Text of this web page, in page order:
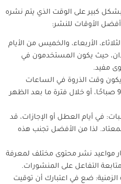
كبير على الوقت الذي يتم نشره
الأوقات للنشر:
الأربعاء، والخميس من الأيام
حيث يكون المستخدمون في
مفيد.
وقت الذروة في الساعات
الصباحية بين 7:30 و 9:30 صباحًا، أو خلال فترة ما بعد الظهر
في أيام العطل أو الإجازات، قد
لذا من الأفضل تجنب هذه
مواعيد نشر محتوى مختلف لمعرفة
التفاعل على المنشورات.
ضع في اعتبارك أن توقيت